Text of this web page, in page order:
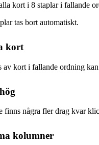
kort i 8 staplar i fallande
tas bort automatiskt.
kort
av kort i fallande ordning
finns några fler drag kvar
kolumner